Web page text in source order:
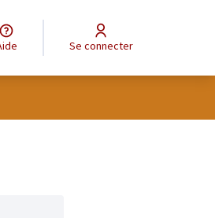
Aide Se connecter